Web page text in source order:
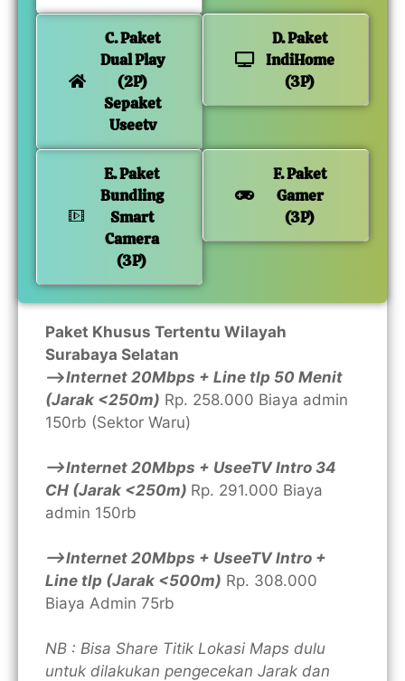
C. Paket
Dual Play
(2P)
Sepaket
Useetv
D. Paket
IndiHome
(3P)
E. Paket
Bundling
Smart
Camera
(3P)
F. Paket
Gamer
(3P)
Paket Khusus Tertentu Wilayah
Surabaya Selatan
—>Internet 20Mbps + Line tlp 50 Menit
(Jarak <250m) Rp. 258.000 Biaya admin
150rb (Sektor Waru)
—>Internet 20Mbps + UseeTV Intro 34
CH (Jarak <250m) Rp. 291.000 Biaya
admin 150rb
—>Internet 20Mbps + UseeTV Intro +
Line tlp (Jarak <500m) Rp. 308.000
Biaya Admin 75rb
NB : Bisa Share Titik Lokasi Maps dulu
untuk dilakukan pengecekan Jarak dan